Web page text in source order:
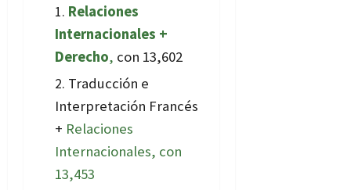
Relaciones
Internacionales +
Derecho, con 13,602
Traducción e
Interpretación Francés
+ Relaciones
Internacionales, con
13,453